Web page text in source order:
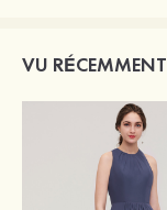
VU RÉCEMMENT